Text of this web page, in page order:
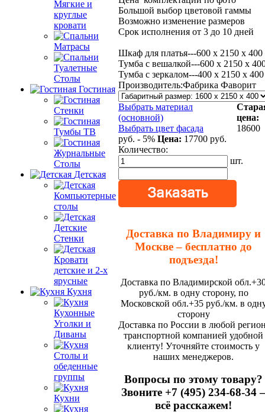
Мягкие и
круглые
кровати
Матрасы
Туалетные
Столы
Гостиная
Стенки
Тумбы ТВ
Журнальные
Столы
Детская
Компьютерные
столы
Детские
Стенки
Кровати
детские и 2-х
ярусные
Кухня
Кухонные
Уголки и
Диваны
Столы и
обеденные
группы
Кухни
Большой выбор цветовой гаммы
Возможно изменение размеров
Срок исполнения от 3 до 10 дней
Шкаф для платья---600 х 2150 х 400
Тумба с вешалкой---600 х 2150 х
Тумба с зеркалом---400 х 2150 х 400
Производитель:Фабрика Фаворит
Выбрать материал
(основной)
Выбрать цвет фасада
цена:
18600
руб. - 5% Цена: 17700 руб.
Количество:
шт.
Доставка по Владимиру и
Москве – бесплатно до
подъезда!
Доставка по Владимирской
руб./км. в одну сторону, по
Московской обл.+35 руб./км. в
сторону
Доставка по России в любой
транспортной компанией удобной
клиенту! Уточняйте стоимость у
наших менеджеров.
Вопросы по этому товару?
Звоните +7 (495) 234-68-34 –
всё расскажем!